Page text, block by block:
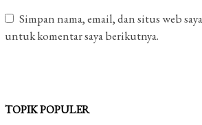
Simpan nama, email, dan situs web
untuk komentar saya berikutnya.
TOPIK POPULER